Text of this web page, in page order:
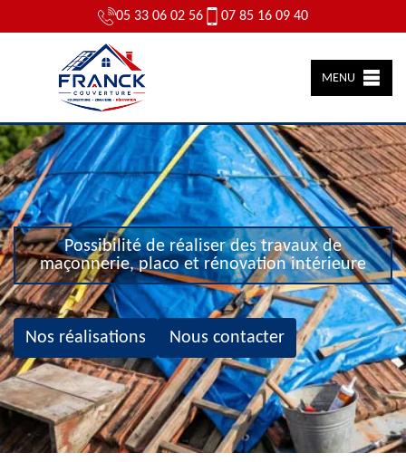
05 33 06 02 56 07 85 16 09 40
MENU
Possibilité de réaliser des travaux de
maçonnerie, placo et rénovation intérieure
Nos réalisations Nous contacter